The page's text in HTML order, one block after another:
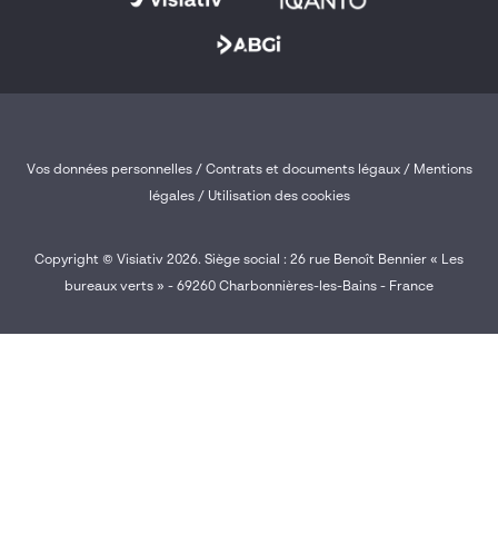
Copyright © Visiativ 2026. Siège social : 26 rue Benoît Bennier « Les
bureaux verts » - 69260 Charbonnières-les-Bains - France
Vos données personnelles/ Contrats et documents légaux/ Mentions
légales / Utilisation des cookies